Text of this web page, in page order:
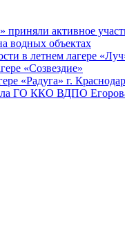
активное
водных объектах
в летнем лагере
«Созвездие»
«Радуга» г.
ГО ККО ВДПО